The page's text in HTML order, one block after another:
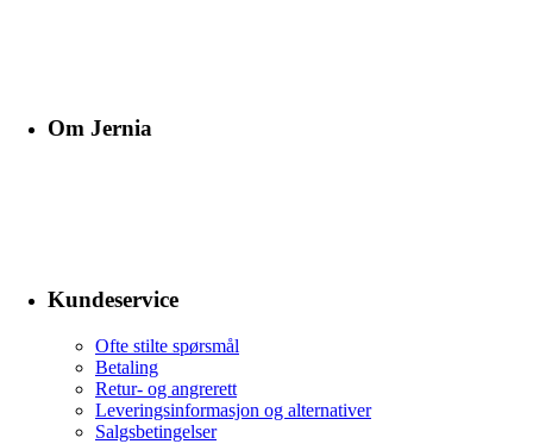
Om Jernia
Kundeservice
Ofte stilte spørsmål
Betaling
Retur- og angrerett
Leveringsinformasjon og alternativer
Salgsbetingelser